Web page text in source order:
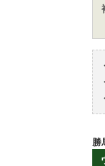
・
・
・
勝